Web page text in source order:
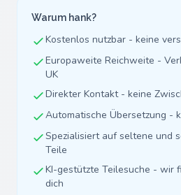
Warum hank?
Kostenlos nutzbar - keine
Europaweite Reichweite -
UK
Direkter Kontakt - keine
Automatische Übersetzung -
Spezialisiert auf seltene und
Teile
KI-gestützte Teilesuche - wir
dich